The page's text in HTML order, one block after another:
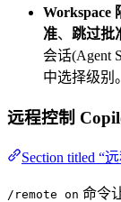
Workspace
准、 跳过批
会话(Agent
中选择级别。
远程控制
Section titled “
/remote on 命令